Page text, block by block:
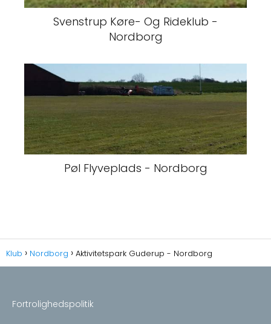
Svenstrup Køre- Og Rideklub -
Nordborg
Pøl Flyveplads - Nordborg
Klub Nordborg Aktivitetspark Guderup - Nordborg
Fortrolighedspolitik